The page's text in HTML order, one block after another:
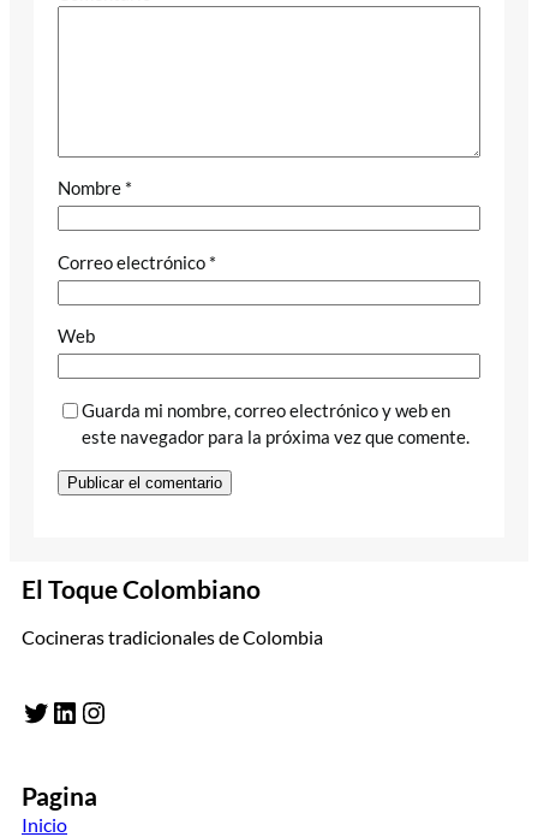
Nombre *
Correo electrónico *
Web
Guarda mi nombre, correo electrónico y web en
este navegador para la próxima vez que comente.
El Toque Colombiano
Cocineras tradicionales de Colombia
Twitter LinkedIn Instagram
Pagina
Inicio